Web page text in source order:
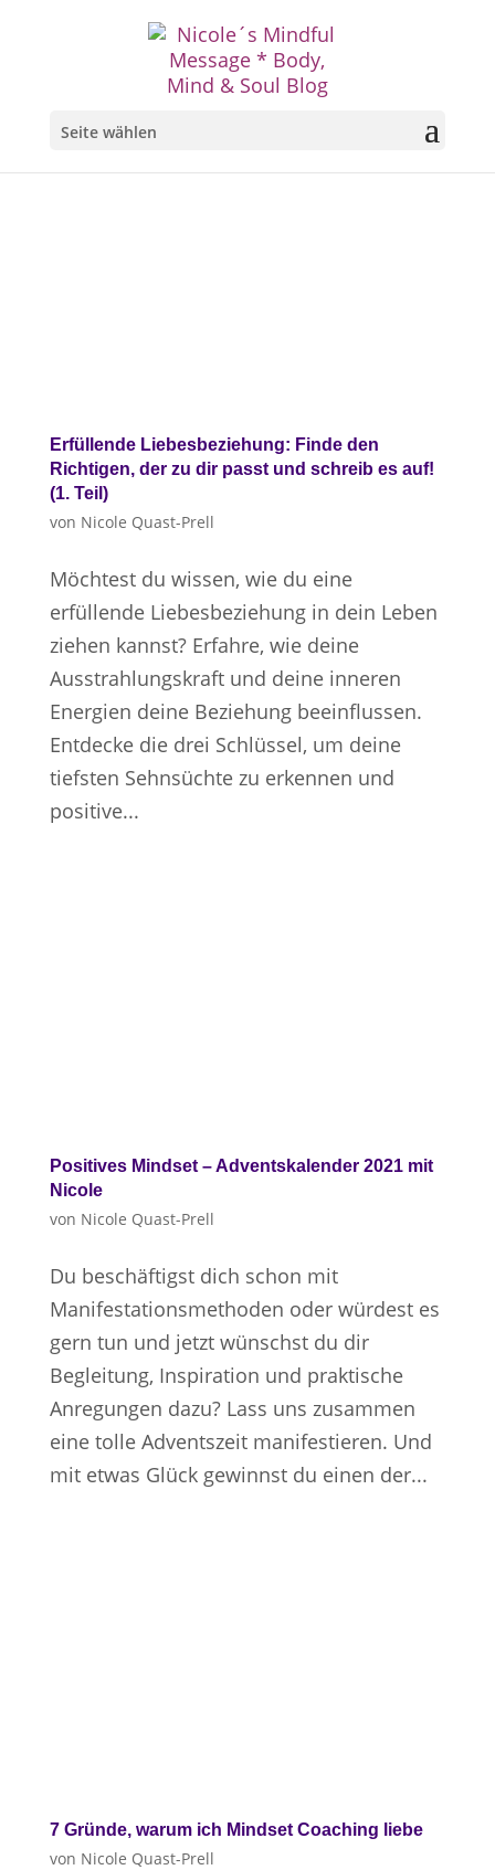
Seite wählen
Erfüllende Liebesbeziehung: Finde den
Richtigen, der zu dir passt und schreib es auf!
(1. Teil)
von Nicole Quast-Prell
Möchtest du wissen, wie du eine
erfüllende Liebesbeziehung in dein Leben
ziehen kannst? Erfahre, wie deine
Ausstrahlungskraft und deine inneren
Energien deine Beziehung beeinflussen.
Entdecke die drei Schlüssel, um deine
tiefsten Sehnsüchte zu erkennen und
positive...
Positives Mindset – Adventskalender 2021 mit
Nicole
von Nicole Quast-Prell
Du beschäftigst dich schon mit
Manifestationsmethoden oder würdest es
gern tun und jetzt wünschst du dir
Begleitung, Inspiration und praktische
Anregungen dazu? Lass uns zusammen
eine tolle Adventszeit manifestieren. Und
mit etwas Glück gewinnst du einen der...
7 Gründe, warum ich Mindset Coaching liebe
von Nicole Quast-Prell